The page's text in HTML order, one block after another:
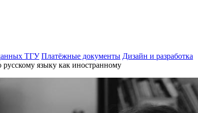
ТГУ Платёжные документы Дизайн и разработка
языку как иностранному